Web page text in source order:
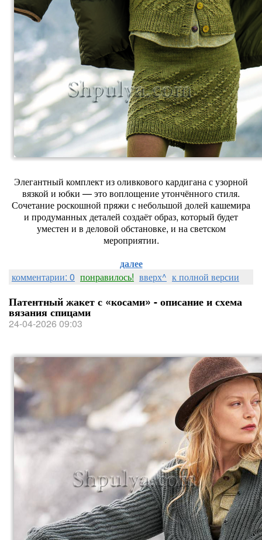
Элегантный комплект из оливкового кардигана с узорной
вязкой и юбки — это воплощение утончённого стиля.
Сочетание роскошной пряжи с небольшой долей кашемира
и продуманных деталей создаёт образ, который будет
уместен и в деловой обстановке, и на светском
мероприятии.
далее
комментарии: 0 понравилось! вверх^ к полной версии
Патентный жакет с «косами» - описание и схема
вязания спицами
24-04-2026 09:03